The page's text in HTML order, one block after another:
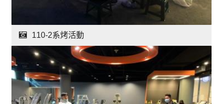
110-2系烤活動